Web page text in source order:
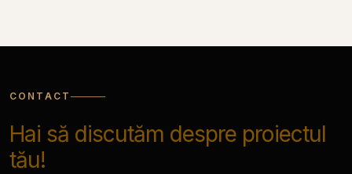
CONTACT
Hai să discutăm despre proiectul
tău!